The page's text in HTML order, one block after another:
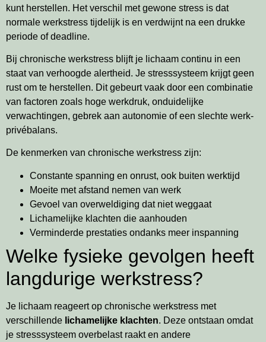
kunt herstellen. Het verschil met gewone stress is dat
normale werkstress tijdelijk is en verdwijnt na een drukke
periode of deadline.
Bij chronische werkstress blijft je lichaam continu in een
staat van verhoogde alertheid. Je stresssysteem krijgt geen
rust om te herstellen. Dit gebeurt vaak door een combinatie
van factoren zoals hoge werkdruk, onduidelijke
verwachtingen, gebrek aan autonomie of een slechte werk-
privébalans.
De kenmerken van chronische werkstress zijn:
Constante spanning en onrust, ook buiten werktijd
Moeite met afstand nemen van werk
Gevoel van overweldiging dat niet weggaat
Lichamelijke klachten die aanhouden
Verminderde prestaties ondanks meer inspanning
Welke fysieke gevolgen heeft
langdurige werkstress?
Je lichaam reageert op chronische werkstress met
verschillende lichamelijke klachten. Deze ontstaan omdat
je stresssysteem overbelast raakt en andere